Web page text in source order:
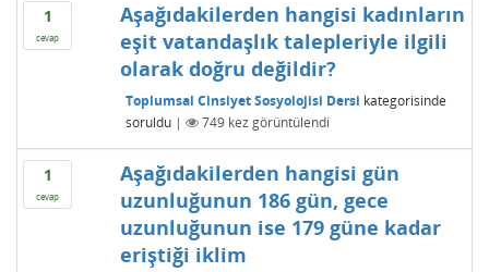
1
cevap
Aşağıdakilerden hangisi kadınların
eşit vatandaşlık talepleriyle ilgili
olarak doğru değildir?
Toplumsal Cinsiyet Sosyolojisi Dersi kategorisinde
soruldu | 749kez görüntülendi
1
cevap
Aşağıdakilerden hangisi gün
uzunluğunun 186 gün, gece
uzunluğunun ise 179 güne kadar
eriştiği iklim